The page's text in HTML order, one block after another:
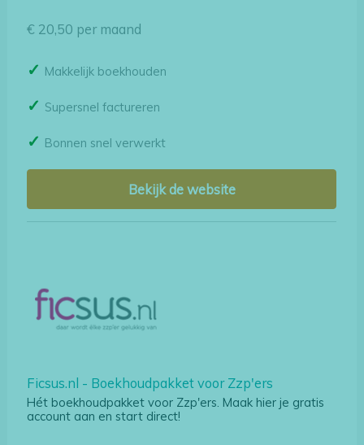
€ 20,50 per maand
Makkelijk boekhouden
Supersnel factureren
Bonnen snel verwerkt
Bekijk de website
Ficsus.nl - Boekhoudpakket voor Zzp'ers
Hét boekhoudpakket voor Zzp'ers. Maak hier je gratis
account aan en start direct!